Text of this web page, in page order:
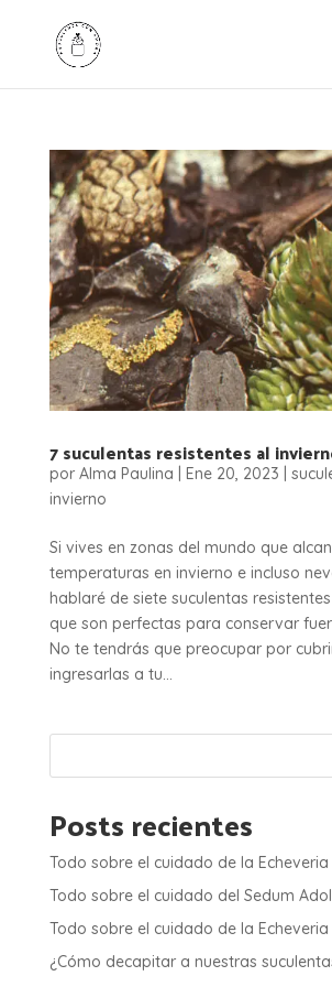
7 suculentas resistentes al
por Alma Paulina Ene 20, 2023
invierno
Si vives en zonas del mundo que
temperaturas en invierno e incluso
hablaré de siete suculentas
que son perfectas para conservar
No te tendrás que preocupar por
ingresarlas a tu...
Posts recientes
Todo sobre el cuidado de la Echeveria
Todo sobre el cuidado del Sedum
Todo sobre el cuidado de la Echeveria
¿Cómo decapitar a nuestras